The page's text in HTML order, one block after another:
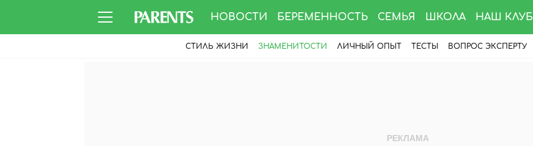
НОВОСТИ БЕРЕМЕННОСТЬ СЕМЬЯ ШКОЛА НАШ КЛУБ
СТИЛЬ ЖИЗНИ ЗНАМЕНИТОСТИ ЛИЧНЫЙ ОПЫТ ТЕСТЫ ВОПРОС ЭКСПЕРТУ